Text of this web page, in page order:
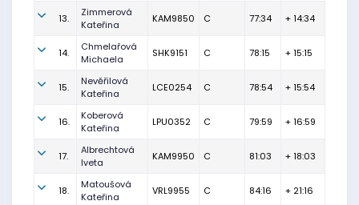
13.
Zimmerová
Kateřina
KAM9850 C 77:34 + 14:34
14.
Chmelařová
Michaela
SHK9151 C 78:15 + 15:15
15.
Nevěřilová
Kateřina
LCE0254 C 78:54 + 15:54
16.
Koberová
Kateřina
LPU0352 C 79:59 + 16:59
17.
Albrechtová
Iveta
KAM9950 C 81:03 + 18:03
18.
Matoušová
Kateřina
VRL9955 C 84:16 + 21:16